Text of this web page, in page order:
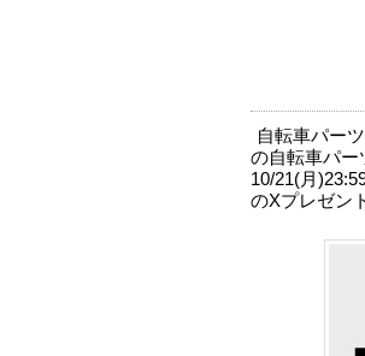
自転車パー
の自転車パー
10/21(月
のXプレゼン